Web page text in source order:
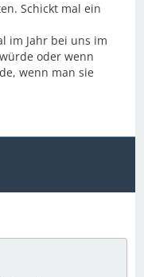
Schickt mal ein
im Jahr bei uns im
oder wenn
wenn man sie